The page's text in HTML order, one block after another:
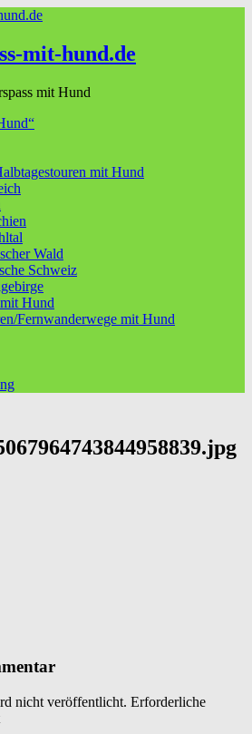
mit-hund.de
mit Hund
mit Hund
Wald
Schweiz
Hund
Fernwanderwege mit Hund
nicht veröffentlicht. Erforderliche